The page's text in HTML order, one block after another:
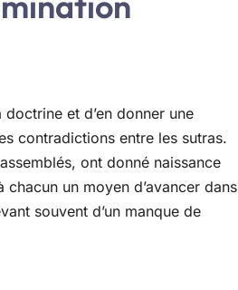
doctrine et d’en donner une
contradictions entre les sutras.
ont donné naissance
un moyen d’avancer dans
souvent d’un manque de